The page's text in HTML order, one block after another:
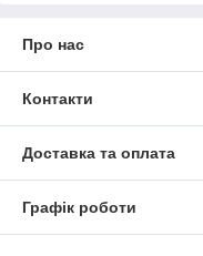
Про нас
Контакти
Доставка та оплата
Графік роботи